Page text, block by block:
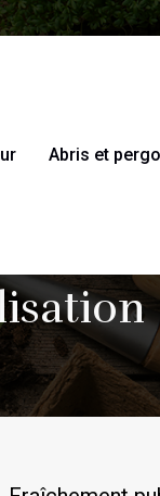
Abris et